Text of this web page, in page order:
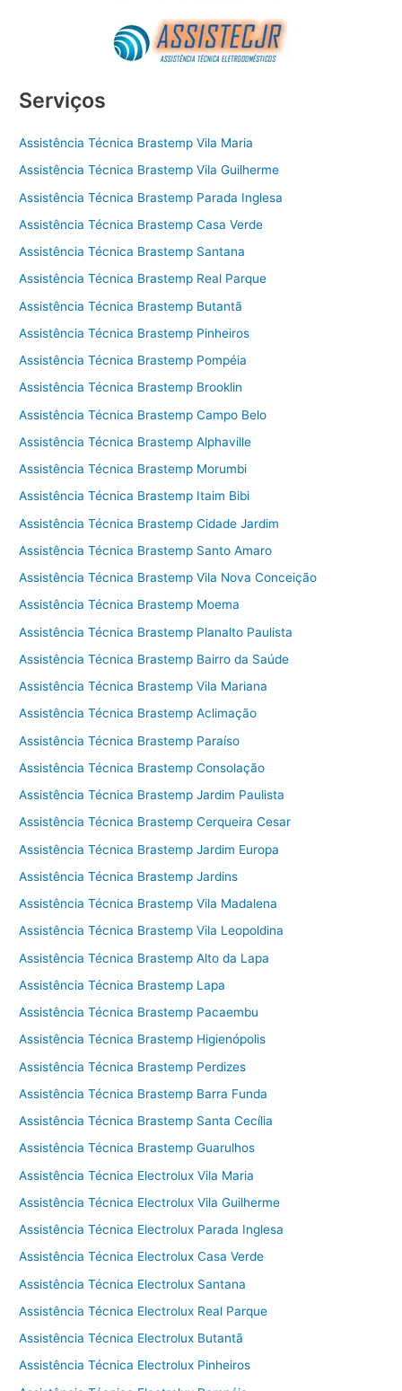
Serviços
Assistência Técnica Brastemp Vila Maria
Assistência Técnica Brastemp Vila Guilherme
Assistência Técnica Brastemp Parada Inglesa
Assistência Técnica Brastemp Casa Verde
Assistência Técnica Brastemp Santana
Assistência Técnica Brastemp Real Parque
Assistência Técnica Brastemp Butantã
Assistência Técnica Brastemp Pinheiros
Assistência Técnica Brastemp Pompéia
Assistência Técnica Brastemp Brooklin
Assistência Técnica Brastemp Campo Belo
Assistência Técnica Brastemp Alphaville
Assistência Técnica Brastemp Morumbi
Assistência Técnica Brastemp Itaim Bibi
Assistência Técnica Brastemp Cidade Jardim
Assistência Técnica Brastemp Santo Amaro
Assistência Técnica Brastemp Vila Nova Conceição
Assistência Técnica Brastemp Moema
Assistência Técnica Brastemp Planalto Paulista
Assistência Técnica Brastemp Bairro da Saúde
Assistência Técnica Brastemp Vila Mariana
Assistência Técnica Brastemp Aclimação
Assistência Técnica Brastemp Paraíso
Assistência Técnica Brastemp Consolação
Assistência Técnica Brastemp Jardim Paulista
Assistência Técnica Brastemp Cerqueira Cesar
Assistência Técnica Brastemp Jardim Europa
Assistência Técnica Brastemp Jardins
Assistência Técnica Brastemp Vila Madalena
Assistência Técnica Brastemp Vila Leopoldina
Assistência Técnica Brastemp Alto da Lapa
Assistência Técnica Brastemp Lapa
Assistência Técnica Brastemp Pacaembu
Assistência Técnica Brastemp Higienópolis
Assistência Técnica Brastemp Perdizes
Assistência Técnica Brastemp Barra Funda
Assistência Técnica Brastemp Santa Cecília
Assistência Técnica Brastemp Guarulhos
Assistência Técnica Electrolux Vila Maria
Assistência Técnica Electrolux Vila Guilherme
Assistência Técnica Electrolux Parada Inglesa
Assistência Técnica Electrolux Casa Verde
Assistência Técnica Electrolux Santana
Assistência Técnica Electrolux Real Parque
Assistência Técnica Electrolux Butantã
Assistência Técnica Electrolux Pinheiros